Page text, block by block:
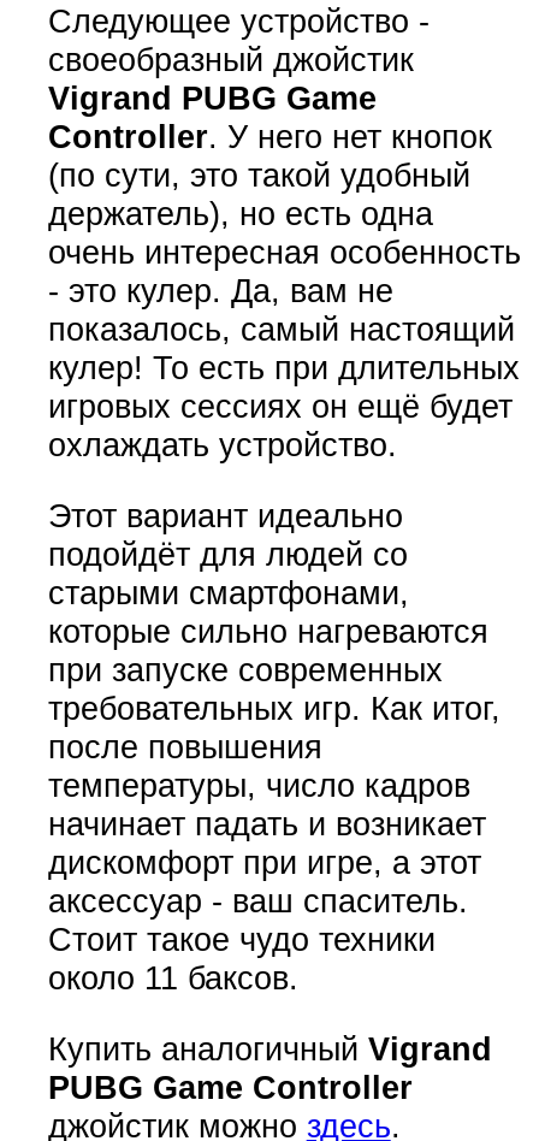
Следующее устройство -
своеобразный джойстик
Vigrand PUBG Game
Controller. У него нет кнопок
(по сути, это такой удобный
держатель), но есть одна
очень интересная особенность
- это кулер. Да, вам не
показалось, самый настоящий
кулер! То есть при длительных
игровых сессиях он ещё будет
охлаждать устройство.
Этот вариант идеально
подойдёт для людей со
старыми смартфонами,
которые сильно нагреваются
при запуске современных
требовательных игр. Как итог,
после повышения
температуры, число кадров
начинает падать и возникает
дискомфорт при игре, а этот
аксессуар - ваш спаситель.
Стоит такое чудо техники
около 11 баксов.
Купить аналогичный Vigrand
PUBG Game Controller
джойстик можно здесь.